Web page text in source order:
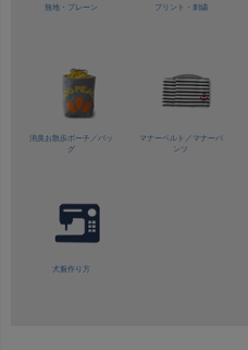
無地・プレーン プリント・刺繍
消臭お散歩ポーチ／バッ
グ
マナーベルト／ マナーパ
ンツ
犬服作り方